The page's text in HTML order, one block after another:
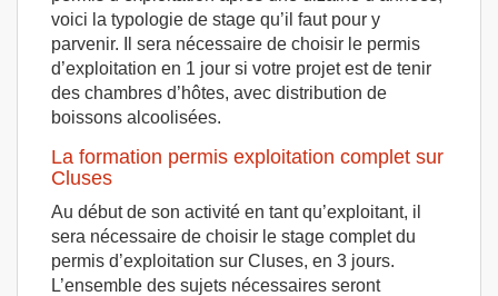
voici la typologie de stage qu’il faut pour y
parvenir. Il sera nécessaire de choisir le permis
d’exploitation en 1 jour si votre projet est de tenir
des chambres d’hôtes, avec distribution de
boissons alcoolisées.
La formation permis exploitation complet sur
Cluses
Au début de son activité en tant qu’exploitant, il
sera nécessaire de choisir le stage complet du
permis d’exploitation sur Cluses, en 3 jours.
L’ensemble des sujets nécessaires seront